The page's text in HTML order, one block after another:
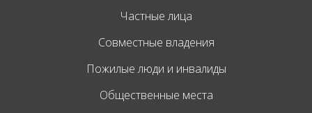
Частные лица
Совместные владения
Пожилые люди и инвалиды
Общественные места